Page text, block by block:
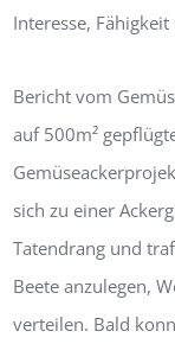
Interesse,
Bericht vom
auf 500m²
sich zu einer
Tatendrang und
Beete anzulegen,
verteilen. Bald